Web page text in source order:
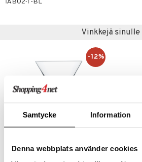
Samtycke Information
Denna webbplats använder cookies
IAB02-1-BL
Vinkkejä sinulle
-12%